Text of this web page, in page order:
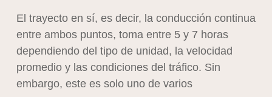
El trayecto en sí, es decir, la conducción continua
entre ambos puntos, toma entre 5 y 7 horas
dependiendo del tipo de unidad, la velocidad
promedio y las condiciones del tráfico. Sin
embargo, este es solo uno de varios